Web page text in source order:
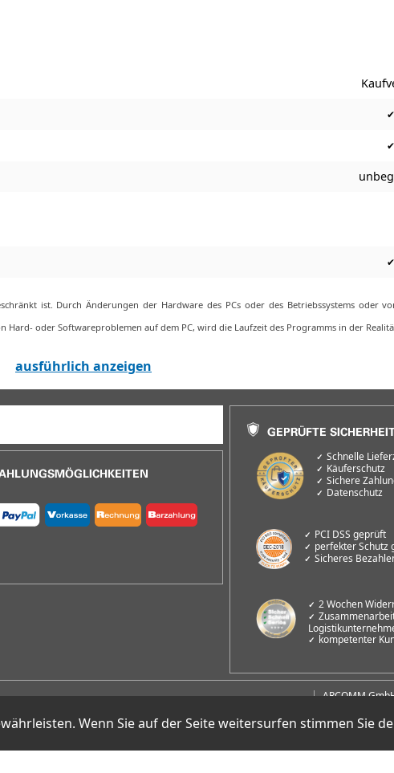
Wenn Sie auf der Seite weitersurfen stimmen Sie
ist. Durch Änderungen der Hardware des PCs oder des Betriebssystems oder
oder Softwareproblemen auf dem PC, wird die Laufzeit des Programms in der
ausführlich anzeigen
Schnelle
Käuferschutz
Sichere
Datenschutz
PCI DSS geprüft
perfekter Schutz
Sicheres
2 Wochen
kompetenter
ARCOMM
D-12487 Berlin